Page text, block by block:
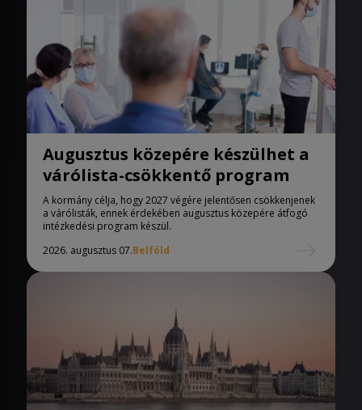
Augusztus közepére készülhet a
várólista-csökkentő program
A kormány célja, hogy 2027 végére jelentősen csökkenjenek
a várólisták, ennek érdekében augusztus közepére átfogó
intézkedési program készül.
2026. augusztus 07.Belföld